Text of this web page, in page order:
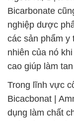
Bicarbonate
nghiệp dược
các sản phẩm y
nhiên của nó
cao giúp làm
Trong lĩnh vực
Bicacbonat |
dụng làm chất